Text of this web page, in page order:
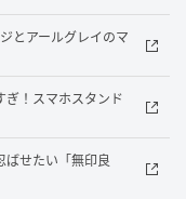
それだけで不思議
とアールグレイのマ
ぎ！スマホスタンド
ばせたい「無印良